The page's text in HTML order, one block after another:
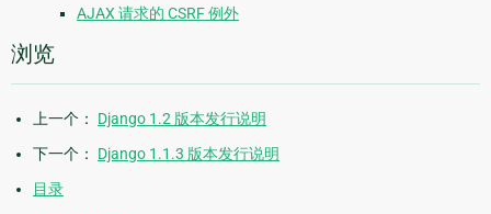
AJAX 请求的 CSRF 例外
浏览
上一个： Django 1.2 版本发行说明
下一个： Django 1.1.3 版本发行说明
目录